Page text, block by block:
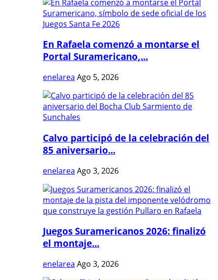
En Rafaela comenzó a montarse el
Portal Suramericano,...
enelarea Ago 5, 2026
Calvo participó de la celebración del
85 aniversario...
enelarea Ago 3, 2026
Juegos Suramericanos 2026: finalizó
el montaje...
enelarea Ago 3, 2026